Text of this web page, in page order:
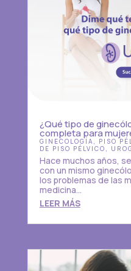
¿Qué tipo de
completa para
GINECOLOGÍA , PISO
DE PISO PÉLVICO ,
Hace muchos años,
con un mismo
los problemas de las
medicina...
LEER MÁS